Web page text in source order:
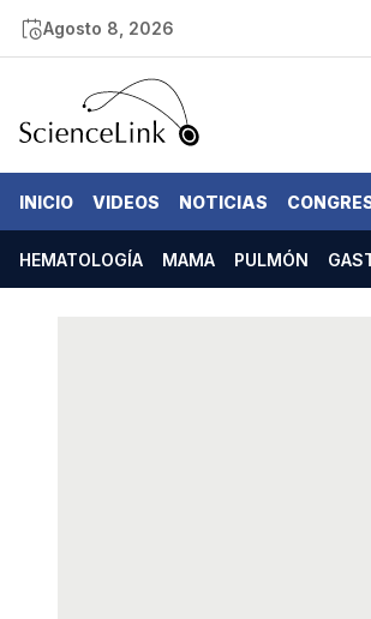
Agosto 8, 2026
INICIO VIDEOS NOTICIAS
HEMATOLOGÍA MAMA PULMÓN